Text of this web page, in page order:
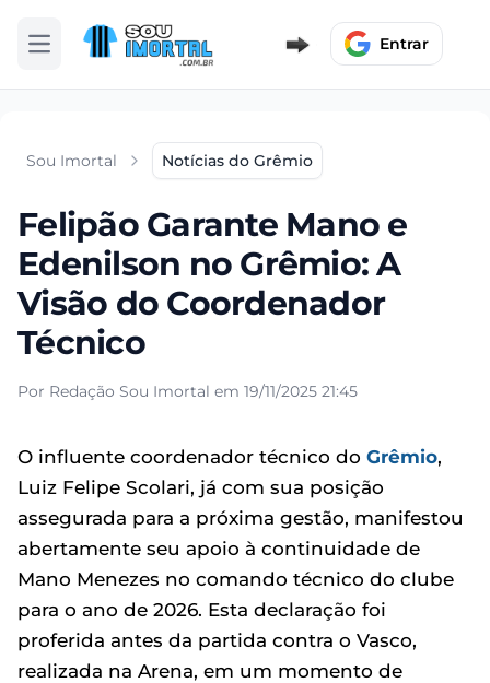
Abrir menu Entrar
Sou Imortal Notícias do Grêmio
Felipão Garante Mano e
Edenilson no Grêmio: A
Visão do Coordenador
Técnico
Por Redação Sou Imortal em 19/11/2025 21:45
O influente coordenador técnico do Grêmio,
Luiz Felipe Scolari, já com sua posição
assegurada para a próxima gestão, manifestou
abertamente seu apoio à continuidade de
Mano Menezes no comando técnico do clube
para o ano de 2026. Esta declaração foi
proferida antes da partida contra o Vasco,
realizada na Arena, em um momento de